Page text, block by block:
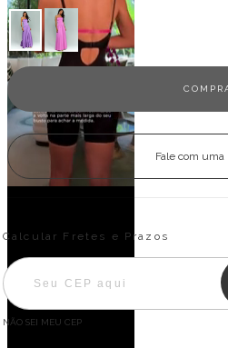
Fale com uma
Entregas para o CEP:
Calcular Fretes e Prazos
NÃO SEI MEU CEP